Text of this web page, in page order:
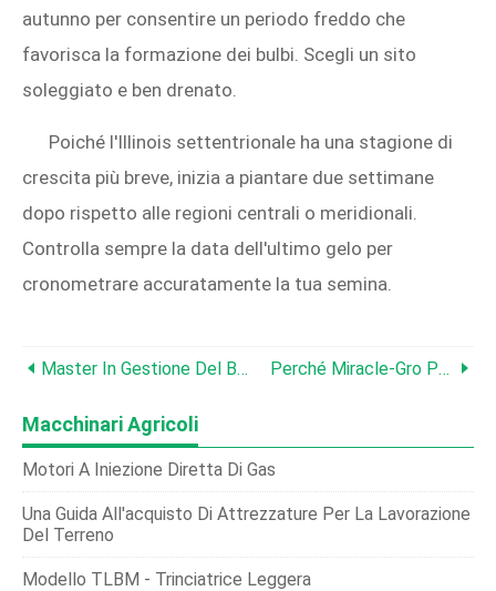
autunno per consentire un periodo freddo che
favorisca la formazione dei bulbi. Scegli un sito
soleggiato e ben drenato.
Poiché l'Illinois settentrionale ha una stagione di
crescita più breve, inizia a piantare due settimane
dopo rispetto alle regioni centrali o meridionali.
Controlla sempre la data dell'ultimo gelo per
cronometrare accuratamente la tua semina.
Master In Gestione Del Bambù:tecniche Comprovate Per Il Contenimento E La Progettazione Perché Miracle‑Gro Può Compromettere Il Giardinaggio Sostenibile
Macchinari Agricoli
Motori A Iniezione Diretta Di Gas
Una Guida All'acquisto Di Attrezzature Per La Lavorazione
Del Terreno
Modello TLBM - Trinciatrice Leggera